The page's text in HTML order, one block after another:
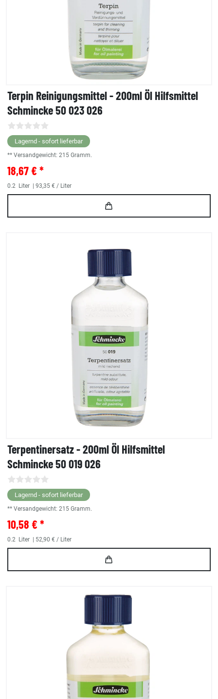
Terpin Reinigungsmittel - 200ml Öl Hilfsmittel
Schmincke 50 023 026
Lagernd - sofort lieferbar
** Versandgewicht: 215 Gramm.
18,67 € *
0.2 Liter | 93,35 € / Liter
Terpentinersatz - 200ml Öl Hilfsmittel
Schmincke 50 019 026
Lagernd - sofort lieferbar
** Versandgewicht: 215 Gramm.
10,58 € *
0.2 Liter | 52,90 € / Liter